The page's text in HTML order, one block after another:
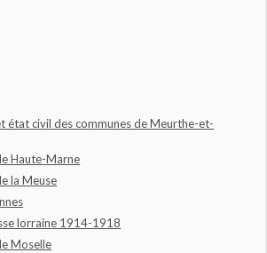
état civil des communes de Meurthe-et-
Haute-Marne
la Meuse
lorraine 1914-1918
Moselle